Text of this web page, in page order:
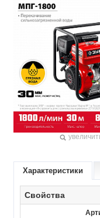
Характеристики
Свойства